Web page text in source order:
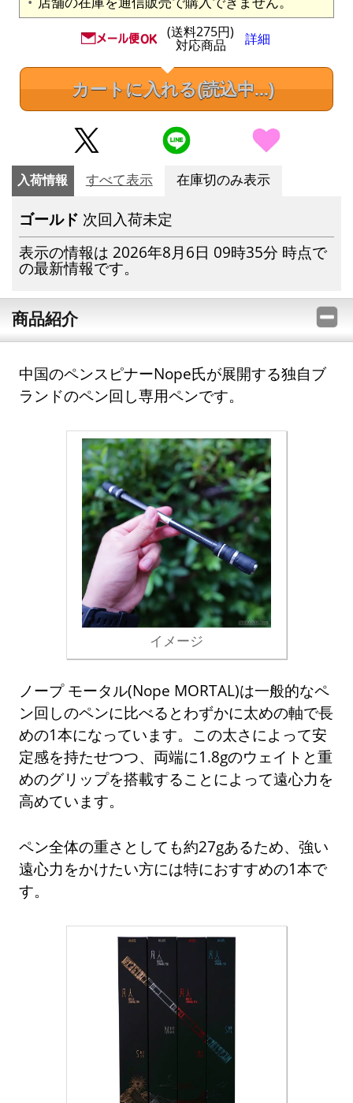
(送料275円)
対応商品 詳細
カートに入れる(読込中...)
入荷情報 すべて表示 在庫切のみ表示
ゴールド 次回入荷未定
表示の情報は 2026年8月6日 09時35分 時点で
の最新情報です。
商品紹介
中国のペンスピナーNope氏が展開する独自ブ
ランドのペン回し専用ペンです。
イメージ
ノープ モータル(Nope MORTAL)は一般的なペ
ン回しのペンに比べるとわずかに太めの軸で長
めの1本になっています。この太さによって安
定感を持たせつつ、両端に1.8gのウェイトと重
めのグリップを搭載することによって遠心力を
高めています。
ペン全体の重さとしても約27gあるため、強い
遠心力をかけたい方には特におすすめの1本で
す。